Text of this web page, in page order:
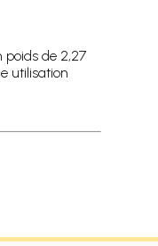
poids de 2,27
utilisation